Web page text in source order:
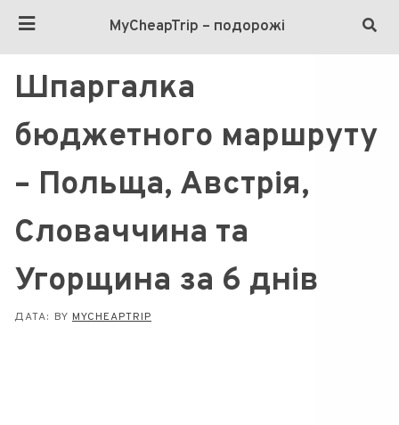
MyCheapTrip – подорожі
Шпаргалка
бюджетного маршруту
– Польща, Австрія,
Словаччина та
Угорщина за 6 днів
ДАТА: BY MYCHEAPTRIP